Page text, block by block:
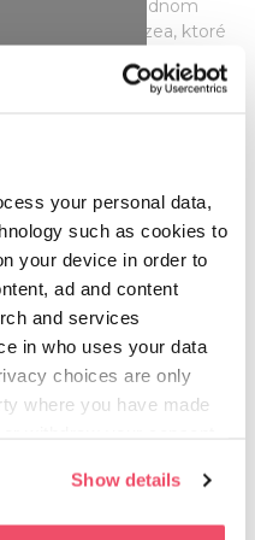
your personal data,
such as cookies to
your device in order to
ad and content
and services
in who uses your data
choices are only
where you have made
Show details
v Prírodovednom
múzea, ktoré
Národnej Széchényiho
digitálnej
remeselné pivá
prvej maďarskej
sú jedinečné dualitou
súťažiach.
sezónne chute, medzi
pivo a pivo ale belgického
nefalšované,